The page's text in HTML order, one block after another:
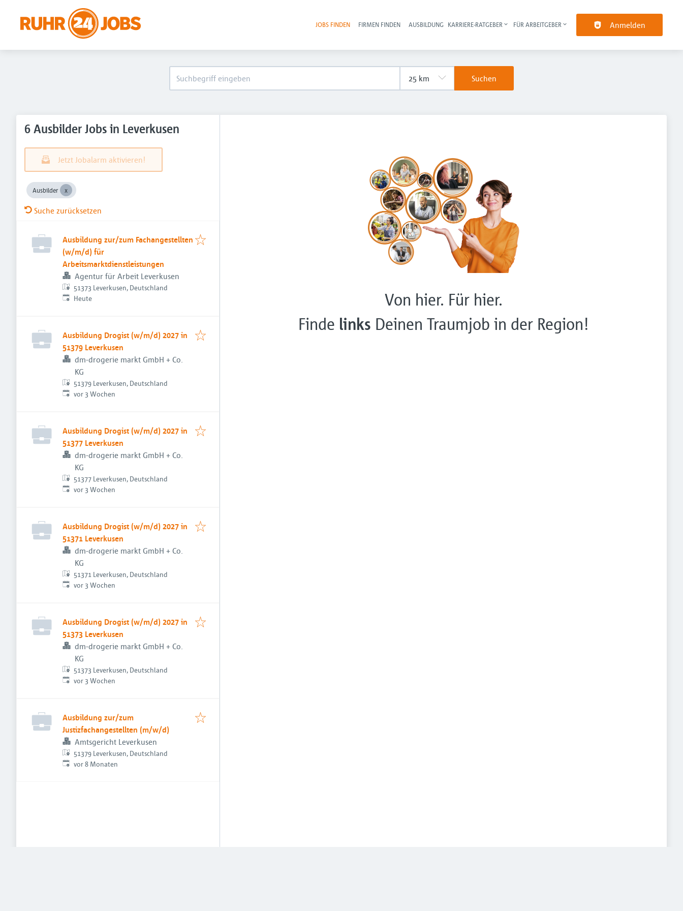
Haupt-Navigation
JOBS FINDEN FIRMEN FINDEN AUSBILDUNG KARRIERE-RATGEBER FÜR ARBEITGEBER Anmelden
Suchen
6 Ausbilder Jobs in Leverkusen
Jetzt Jobalarm aktivieren!
Ausbilder
Suche zurücksetzen
Ausbildung zur/zum Fachangestellten
(w/m/d) für
Arbeitsmarktdienstleistungen
Agentur für Arbeit Leverkusen
51373 Leverkusen, Deutschland
Veröffentlicht
Heute
Ausbildung Drogist (w/m/d) 2027 in
51379 Leverkusen
dm-drogerie markt GmbH + Co.
KG
51379 Leverkusen, Deutschland
Veröffentlicht:
vor 3 Wochen
Ausbildung Drogist (w/m/d) 2027 in
51377 Leverkusen
dm-drogerie markt GmbH + Co.
KG
51377 Leverkusen, Deutschland
Veröffentlicht:
vor 3 Wochen
Ausbildung Drogist (w/m/d) 2027 in
51371 Leverkusen
dm-drogerie markt GmbH + Co.
KG
51371 Leverkusen, Deutschland
Veröffentlicht:
vor 3 Wochen
Ausbildung Drogist (w/m/d) 2027 in
51373 Leverkusen
dm-drogerie markt GmbH + Co.
KG
51373 Leverkusen, Deutschland
Veröffentlicht:
vor 3 Wochen
Ausbildung zur/zum
Justizfachangestellten (m/w/d)
Amtsgericht Leverkusen
51379 Leverkusen, Deutschland
Veröffentlicht:
vor 8 Monaten
Von hier. Für hier.
Finde links Deinen Traumjob in der Region!